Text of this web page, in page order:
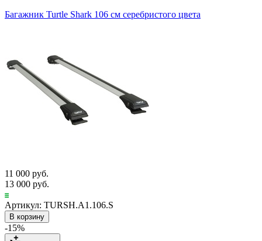
Багажник Turtle Shark 106 см серебристого цвета
11 000 руб.
13 000 руб.
Артикул: TURSH.A1.106.S
В корзину
-15%